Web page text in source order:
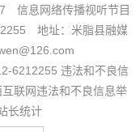
信息网络传播视听节目
地址：米脂县融媒
6212255 违法和不良信
联网违法和不良信息举
长统计